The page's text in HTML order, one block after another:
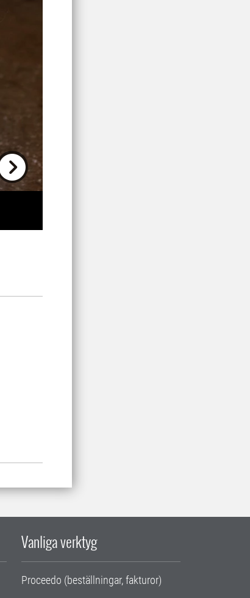
Vanliga verktyg
Proceedo (beställningar, fakturor)